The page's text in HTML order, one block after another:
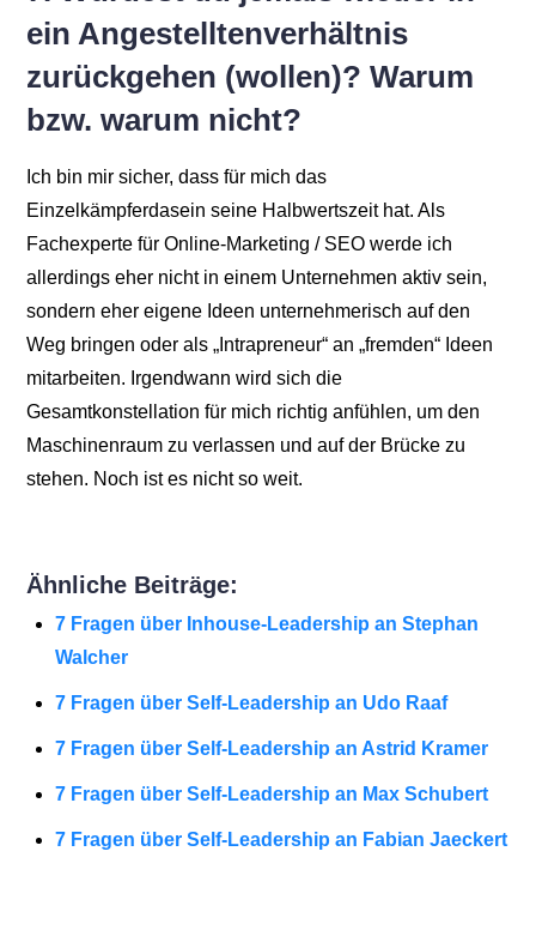
ein Angestelltenverhältnis
zurückgehen (wollen)? Warum
bzw. warum nicht?
Ich bin mir sicher, dass für mich das
Einzelkämpferdasein seine Halbwertszeit hat. Als
Fachexperte für Online-Marketing / SEO werde ich
allerdings eher nicht in einem Unternehmen aktiv sein,
sondern eher eigene Ideen unternehmerisch auf den
Weg bringen oder als „Intrapreneur“ an „fremden“ Ideen
mitarbeiten. Irgendwann wird sich die
Gesamtkonstellation für mich richtig anfühlen, um den
Maschinenraum zu verlassen und auf der Brücke zu
stehen. Noch ist es nicht so weit.
Ähnliche Beiträge:
7 Fragen über Inhouse-Leadership an Stephan
Walcher
7 Fragen über Self-Leadership an Udo Raaf
7 Fragen über Self-Leadership an Astrid Kramer
7 Fragen über Self-Leadership an Max Schubert
7 Fragen über Self-Leadership an Fabian Jaeckert